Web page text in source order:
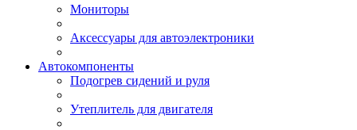
Мониторы
Аксессуары для автоэлектроники
Автокомпоненты
Подогрев сидений и руля
Утеплитель для двигателя